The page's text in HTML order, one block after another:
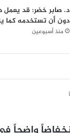
د. صابر خضر: قد يعمل
دون أن تستخدمه كما
منذ أسبوعين